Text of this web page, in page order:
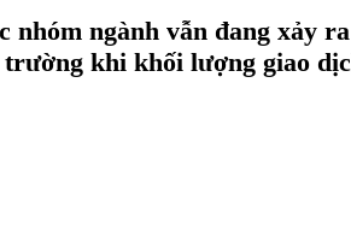
nhóm ngành vẫn đang xảy
khi khối lượng giao